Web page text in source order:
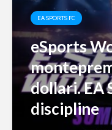
EA SPORTS FC
eSports
dollari. EA
discipline